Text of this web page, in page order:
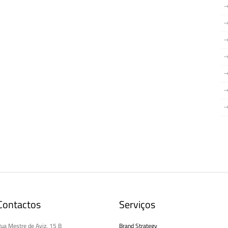
Mestre de Aviz, 15 B
Serviços
Brand Strategy